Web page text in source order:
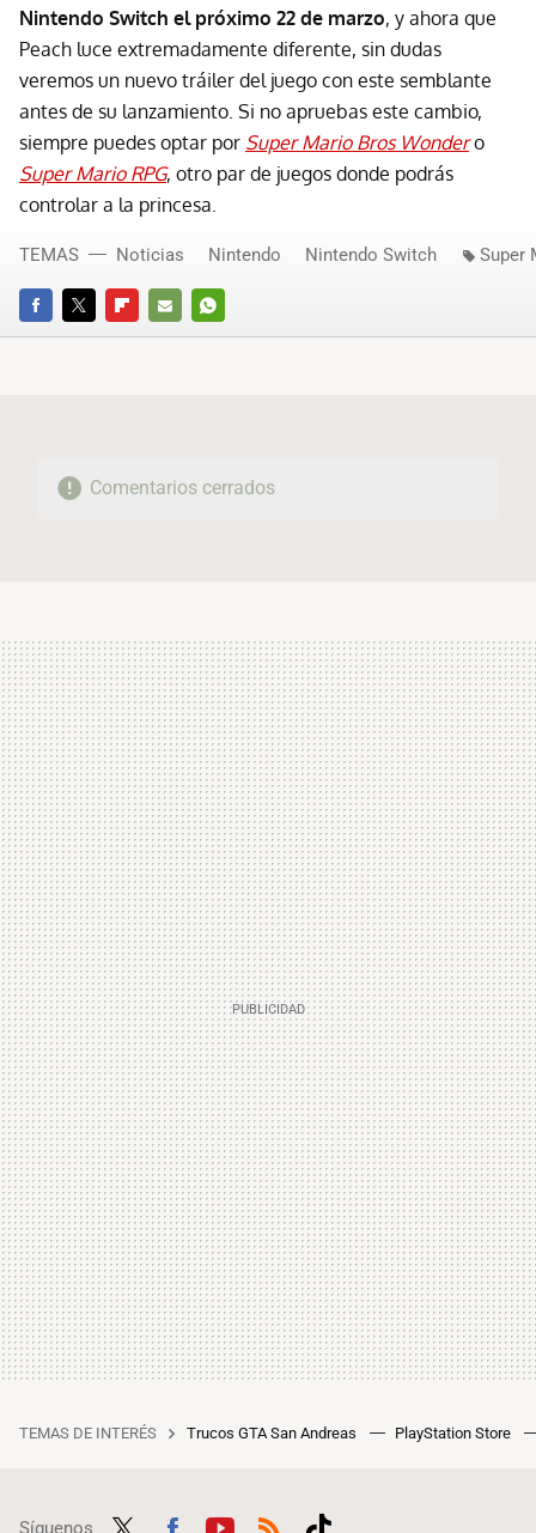
Nintendo Switch el próximo 22 de marzo, y ahora que
Peach luce extremadamente diferente, sin dudas
veremos un nuevo tráiler del juego con este semblante
antes de su lanzamiento. Si no apruebas este cambio,
siempre puedes optar por Super Mario Bros Wondero
Super Mario RPG, otro par de juegos donde podrás
controlar a la princesa.
FACEBOOKTWITTERFLIPBOARD
E-
WHATSAPP
TEMAS Noticias Nintendo Nintendo Switch Super
Comentarios cerrados
TEMAS DE INTERÉS Trucos GTA San Andreas PlayStation Store
Síguenos